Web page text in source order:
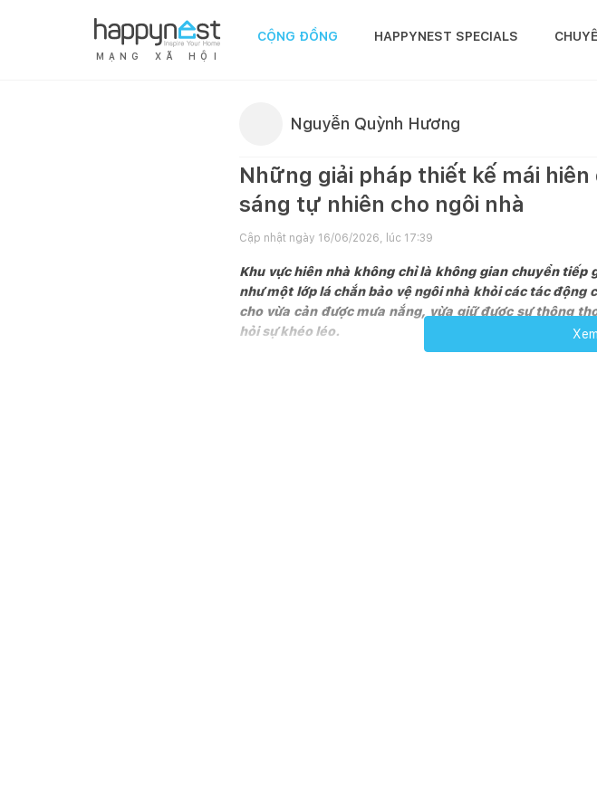
M Ạ N G X Ã H Ộ I
CỘNG ĐỒNG HAPPYNEST SPECIALS
Nguyễn Quỳnh Hương
Những giải pháp thiết kế mái
sáng tự nhiên cho ngôi nhà
Cập nhật ngày 16/06/2026, lúc 17:39
Khu vực hiên nhà không chỉ là không gian chuyển
như một lớp lá chắn bảo vệ ngôi nhà khỏi các tác
cho vừa cản được mưa nắng, vừa giữ được sự thông
hỏi sự khéo léo.